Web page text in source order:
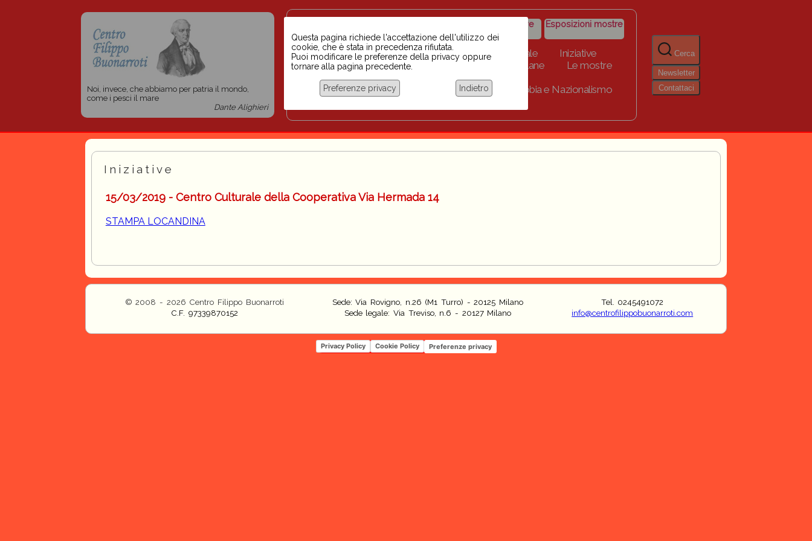
Noi, invece, che abbiamo per patria il mondo,
come i pesci il mare
Dante Alighieri
razzismo
iniziative
Storico iniziative Esposizioni mostre
Home Scuola BINARI Biblioteca digitale
Iniziative
Progetti per le scuole 2023-2024
Link Collane
Le mostre
Chi siamo
Coordinamento Docenti contro Razzismo, Xenofobia e Nazionalismo
Cerca
Newsletter
Contattaci
Questa pagina richiede l'accettazione dell'utilizzo dei
cookie, che è stata in precedenza rifiutata.
Puoi modificare le preferenze della privacy oppure
tornare alla pagina precedente.
Preferenze privacy Indietro
Iniziative
15/03/2019 - Centro Culturale della Cooperativa Via Hermada 14
STAMPA LOCANDINA
© 2008 - 2026 Centro Filippo Buonarroti
C.F. 97339870152
Sede: Via Rovigno, n.26 (M1 Turro) - 20125 Milano
Sede legale: Via Treviso, n.6 - 20127 Milano
Tel. 0245491072
info@centrofilippobuonarroti.com
Privacy Policy Cookie Policy Preferenze privacy